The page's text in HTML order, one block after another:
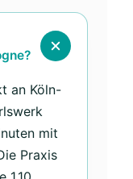
an Köln-
mit
Praxis